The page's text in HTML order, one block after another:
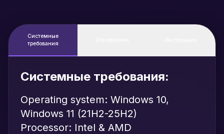
Системные
требования
Системные требования:
Operating system: Windows 10,
Windows 11 (21H2-25H2)
Processor: Intel & AMD